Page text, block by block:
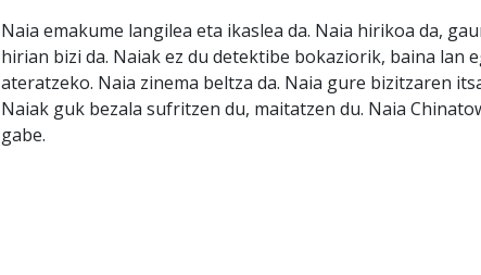
Naia emakume langilea eta ikaslea da. Naia hirikoa da,
hirian bizi da. Naiak ez du detektibe bokaziorik, baina lan
ateratzeko. Naia zinema beltza da. Naia gure bizitzaren
Naiak guk bezala sufritzen du, maitatzen du. Naia
gabe.